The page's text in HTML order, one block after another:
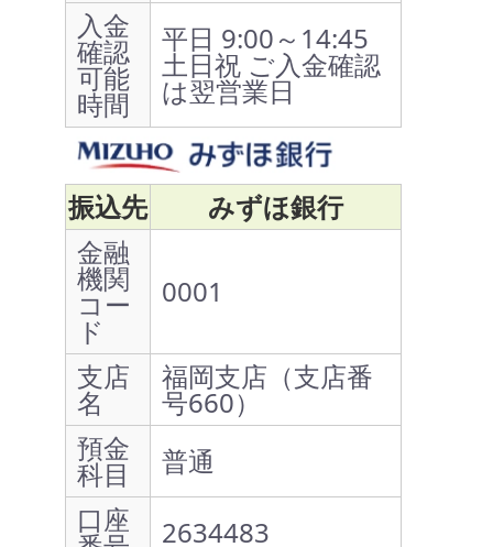
入金
確認
可能
時間
平日 9:00～14:45
土日祝 ご入金確認
は翌営業日
振込先
みずほ銀行
金融
機関
コー
ド
0001
支店
名
福岡支店（支店番
号660）
預金
科目
普通
口座
2634483